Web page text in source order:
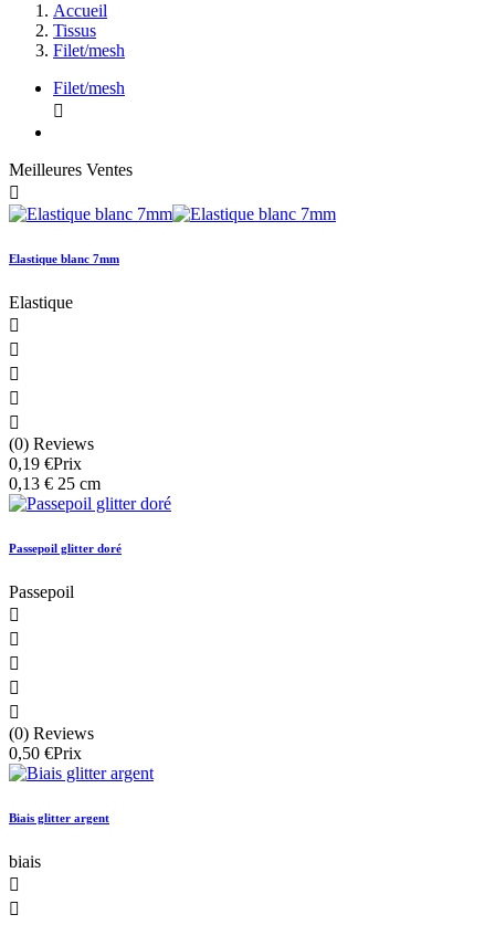
Accueil
Tissus
Filet/mesh
Filet/mesh

Meilleures Ventes

Elastique blanc 7mm
Elastique





(0) Reviews
0,19 €Prix
0,13 € 25 cm
Passepoil glitter doré
Passepoil





(0) Reviews
0,50 €Prix
Biais glitter argent
biais

